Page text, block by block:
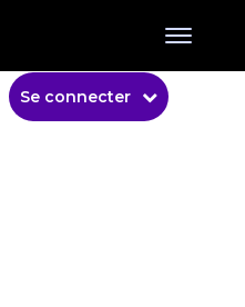
Se connecter